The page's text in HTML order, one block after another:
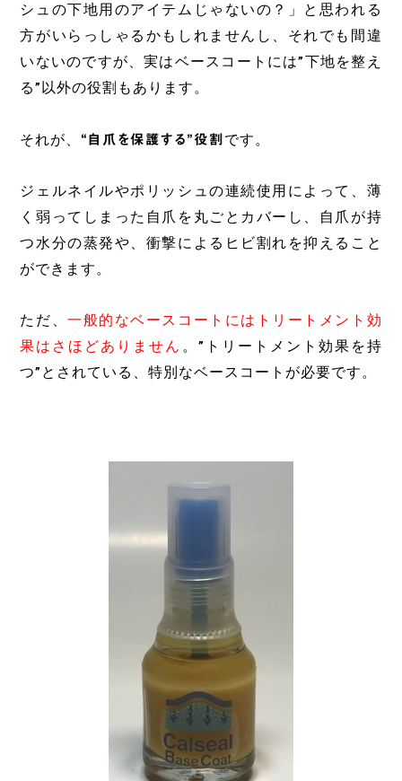
シュの下地用のアイテムじゃないの？」と思われる
方がいらっしゃるかもしれませんし、それでも間違
いないのですが、実はベースコートには”下地を整え
る”以外の役割もあります。
それが、 “自爪を保護する”役割 です。
ジェルネイルやポリッシュの連続使用によって、薄
く弱ってしまった自爪を丸ごとカバーし、自爪が持
つ水分の蒸発や、衝撃によるヒビ割れを抑えること
ができます。
ただ、一般的なベースコートにはトリートメント効
果はさほどありません 。”トリートメント効果を持
つ”とされている、特別なベースコートが必要です。